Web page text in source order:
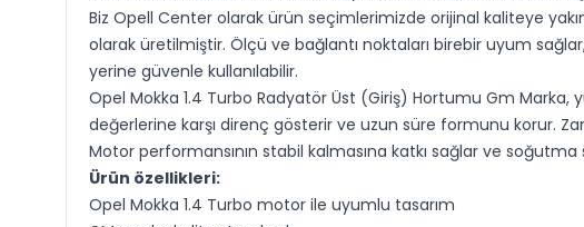
Biz Opell Center olarak ürün seçimlerimizde orijinal kaliteye
olarak üretilmiştir. Ölçü ve bağlantı noktaları birebir uyum
yerine güvenle kullanılabilir.
Opel Mokka 1.4 Turbo Radyatör Üst (Giriş) Hortumu Gm Marka,
değerlerine karşı direnç gösterir ve uzun süre formunu korur.
Motor performansının stabil kalmasına katkı sağlar ve soğutma
Ürün özellikleri:
Opel Mokka 1.4 Turbo motor ile uyumlu tasarım